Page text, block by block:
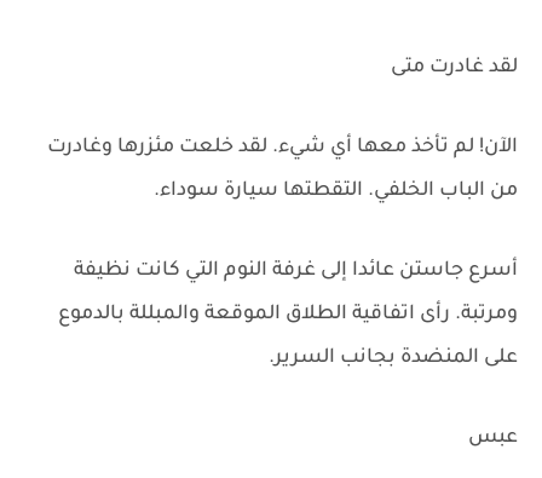
لقد غادرت متى
الآن! لم تأخذ معها أي شيء. لقد خلعت مئزرها وغادرت
من الباب الخلفي. التقطتها سيارة سوداء.
أسرع جاستن عائدا إلى غرفة النوم التي كانت نظيفة
ومرتبة. رأى اتفاقية الطلاق الموقعة والمبللة بالدموع
على المنضدة بجانب السرير.
عبس